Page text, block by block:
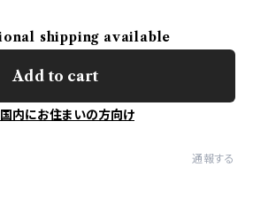
shipping available
Add to cart
内にお住まいの方向け
通報する